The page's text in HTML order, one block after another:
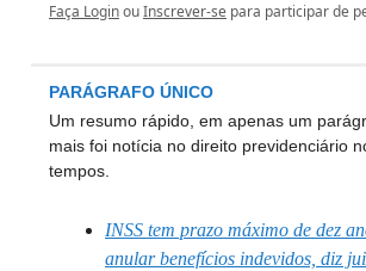
Faça LoginouInscrever-se para participar de
PARÁGRAFO ÚNICO
Um resumo rápido, em apenas um
mais foi notícia no direito previdenciário
tempos.
INSS tem prazo máximo de dez
anular benefícios indevidos, diz